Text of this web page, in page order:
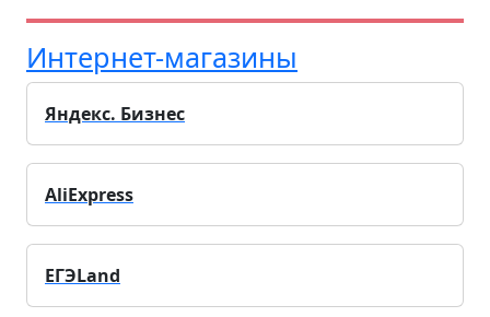
Интернет-магазины
Яндекс. Бизнес
AliExpress
ЕГЭLand